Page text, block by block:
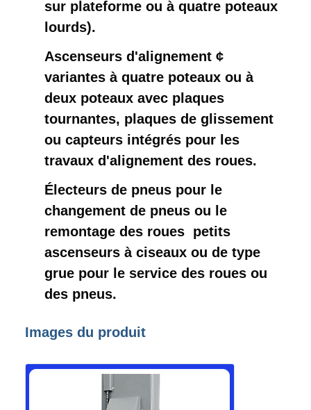
sur plateforme ou à quatre poteaux
lourds).
Ascenseurs d'alignement ¢
variantes à quatre poteaux ou à
deux poteaux avec plaques
tournantes, plaques de glissement
ou capteurs intégrés pour les
travaux d'alignement des roues.
Électeurs de pneus pour le
changement de pneus ou le
remontage des roues ️ petits
ascenseurs à ciseaux ou de type
grue pour le service des roues ou
des pneus.
Images du produit